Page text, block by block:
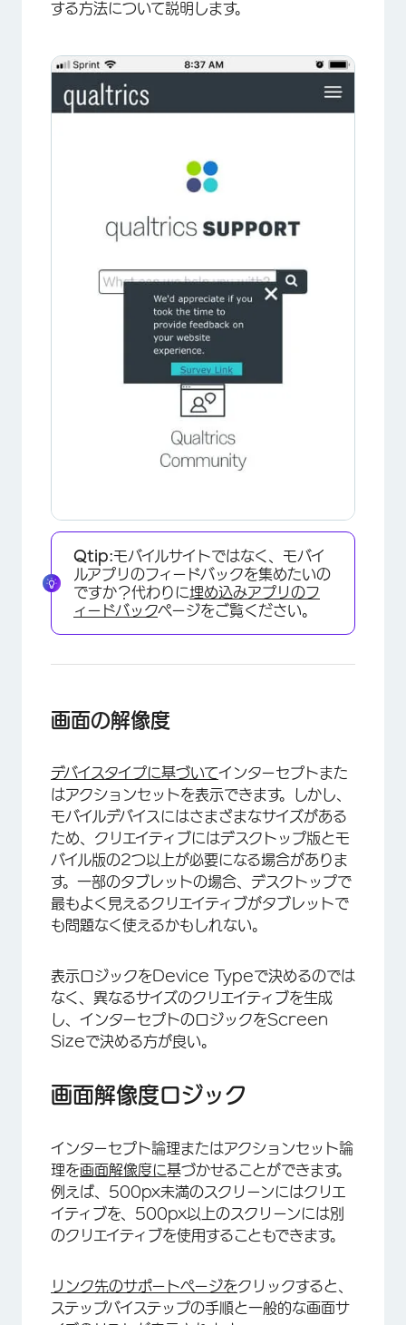
する方法について説明します。
×
Qtip:モバイルサイトではなく、モバイ
ルアプリのフィードバックを集めたいの
ですか？代わりに埋め込みアプリのフ
ィードバックページをご覧ください。
画面の解像度
デバイスタイプに基づいてインターセプトまた
はアクションセットを表示できます。しかし、
モバイルデバイスにはさまざまなサイズがある
ため、クリエイティブにはデスクトップ版とモ
バイル版の2つ以上が必要になる場合がありま
す。一部のタブレットの場合、デスクトップで
最もよく見えるクリエイティブがタブレットで
も問題なく使えるかもしれない。
表示ロジックをDevice Typeで決めるのでは
なく、異なるサイズのクリエイティブを生成
し、インターセプトのロジックをScreen
Sizeで決める方が良い。
画面解像度ロジック
インターセプト論理またはアクションセット論
理を画面解像度に基づかせることができます。
例えば、500px未満のスクリーンにはクリエ
イティブを、500px以上のスクリーンには別
のクリエイティブを使用することもできます。
リンク先のサポートページをクリックすると、
ステップバイステップの手順と一般的な画面サ